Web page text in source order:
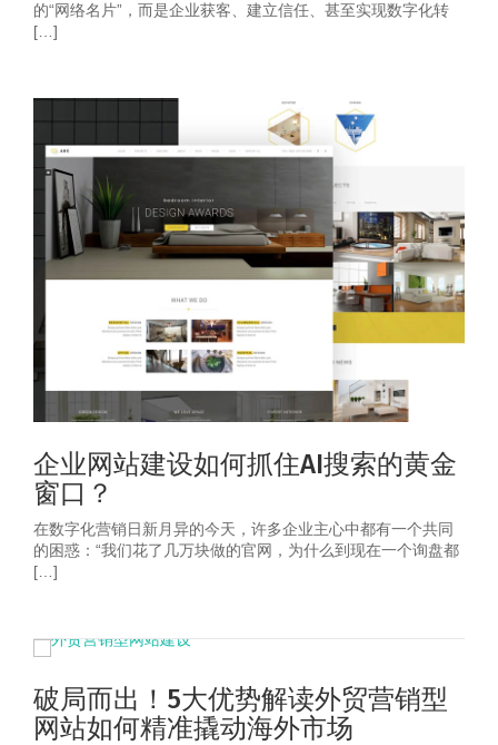
的“网络名片”，而是企业获客、建立信任、甚至实现数字化转
[…]
企业网站建设如何抓住AI搜索的黄金
窗口？
在数字化营销日新月异的今天，许多企业主心中都有一个共同
的困惑：“我们花了几万块做的官网，为什么到现在一个询盘都
[…]
破局而出！5大优势解读外贸营销型
网站如何精准撬动海外市场